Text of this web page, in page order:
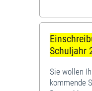
Schuljahr
Sie wollen
kommende